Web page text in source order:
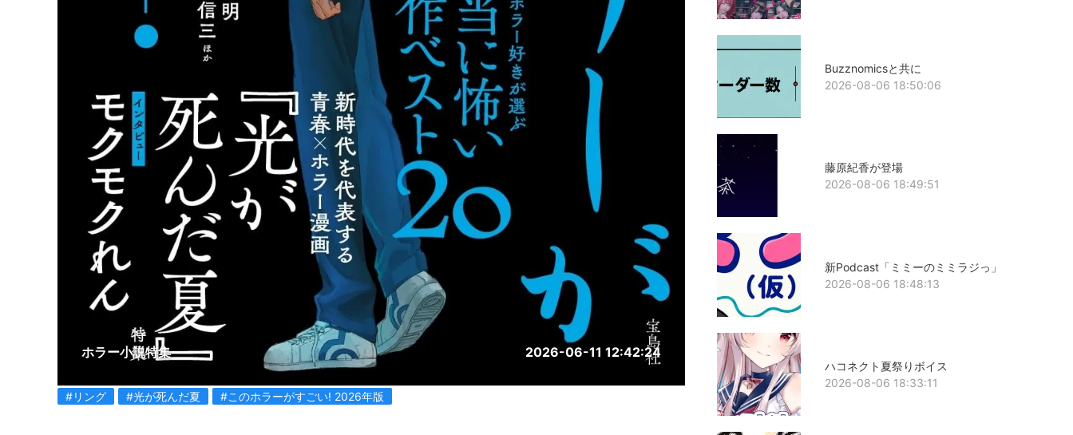
ホラー小説特集 2026-06-11 12:42:24
#リング #光が死んだ夏 #このホラーがすごい! 2026年版
Buzznomicsと共に
2026-08-06 18:50:06
藤原紀香が登場
2026-08-06 18:49:51
新Podcast「ミミーのミミラジっ」
2026-08-06 18:48:13
ハコネクト夏祭りボイス
2026-08-06 18:33:11